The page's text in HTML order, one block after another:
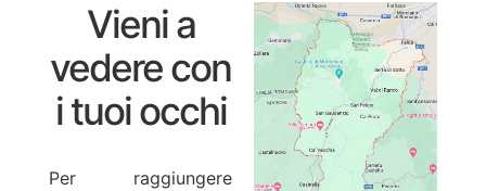
Vieni a
vedere con
i tuoi occhi
Per raggiungere